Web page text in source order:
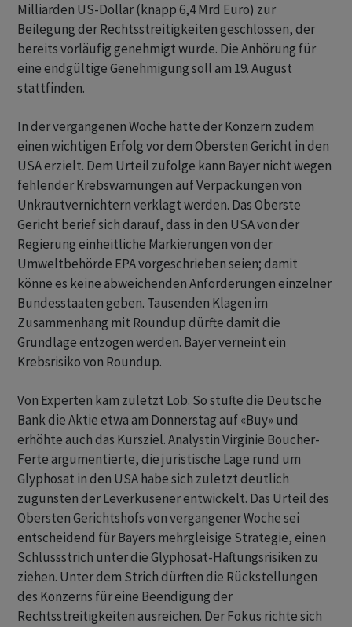
Milliarden US-Dollar (knapp 6,4 Mrd Euro) zur
Beilegung der Rechtsstreitigkeiten geschlossen, der
bereits vorläufig genehmigt wurde. Die Anhörung für
eine endgültige Genehmigung soll am 19. August
stattfinden.
In der vergangenen Woche hatte der Konzern zudem
einen wichtigen Erfolg vor dem Obersten Gericht in den
USA erzielt. Dem Urteil zufolge kann Bayer nicht wegen
fehlender Krebswarnungen auf Verpackungen von
Unkrautvernichtern verklagt werden. Das Oberste
Gericht berief sich darauf, dass in den USA von der
Regierung einheitliche Markierungen von der
Umweltbehörde EPA vorgeschrieben seien; damit
könne es keine abweichenden Anforderungen einzelner
Bundesstaaten geben. Tausenden Klagen im
Zusammenhang mit Roundup dürfte damit die
Grundlage entzogen werden. Bayer verneint ein
Krebsrisiko von Roundup.
Von Experten kam zuletzt Lob. So stufte die Deutsche
Bank die Aktie etwa am Donnerstag auf «Buy» und
erhöhte auch das Kursziel. Analystin Virginie Boucher-
Ferte argumentierte, die juristische Lage rund um
Glyphosat in den USA habe sich zuletzt deutlich
zugunsten der Leverkusener entwickelt. Das Urteil des
Obersten Gerichtshofs von vergangener Woche sei
entscheidend für Bayers mehrgleisige Strategie, einen
Schlussstrich unter die Glyphosat-Haftungsrisiken zu
ziehen. Unter dem Strich dürften die Rückstellungen
des Konzerns für eine Beendigung der
Rechtsstreitigkeiten ausreichen. Der Fokus richte sich